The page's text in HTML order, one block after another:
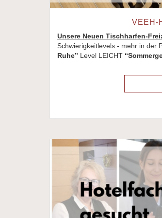
VEEH-
Unsere Neuen Tischharfen-
Schwierigkeitlevels - mehr in der
Ruhe” Level LEICHT